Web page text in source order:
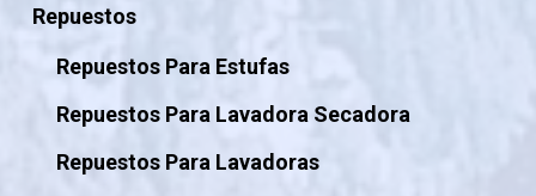
Repuestos
Repuestos Para Estufas
Repuestos Para Lavadora Secadora
Repuestos Para Lavadoras